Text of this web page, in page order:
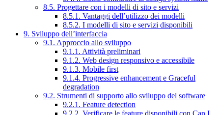
8.5. Progettare con i modelli di sito e servizi
8.5.1. Vantaggi dell’utilizzo dei modelli
8.5.2. I modelli di sito e servizi disponibili
9. Sviluppo dell’interfaccia
9.1. Approccio allo sviluppo
9.1.1. Attività preliminari
9.1.2. Web design responsivo e accessibile
9.1.3. Mobile first
9.1.4. Progressive enhancement e Graceful
degradation
9.2. Strumenti di supporto allo sviluppo del software
9.2.1. Feature detection
9.2.2. Verificare le feature disponibili con Can I